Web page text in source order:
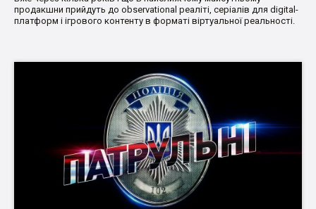
продакшни прийдуть до оbservational реаліті, серіалів для digital-
платформ і ігрового контенту в форматі віртуальної реальності.